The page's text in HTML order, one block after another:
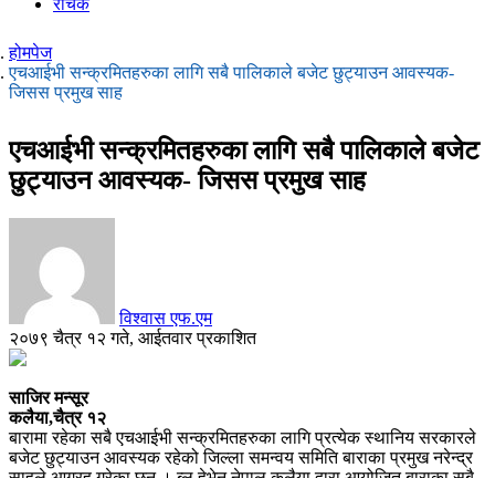
रोचक
होमपेज
एचआईभी सन्क्रमितहरुका लागि सबै पालिकाले बजेट छुट्याउन आवस्यक-
जिसस प्रमुख साह
एचआईभी सन्क्रमितहरुका लागि सबै पालिकाले बजेट
छुट्याउन आवस्यक- जिसस प्रमुख साह
विश्वास एफ.एम
२०७९ चैत्र १२ गते, आईतवार प्रकाशित
साजिर मन्सूर
कलैया,चैत्र १२
बारामा रहेका सबै एचआईभी सन्क्रमितहरुका लागि प्रत्येक स्थानिय सरकारले
बजेट छुट्याउन आवस्यक रहेको जिल्ला समन्वय समिति बाराका प्रमुख नरेन्द्र